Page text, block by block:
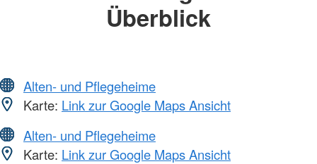
Überblick
Alten- und Pflegeheime
Karte: Link zur Google Maps Ansicht
Alten- und Pflegeheime
Karte: Link zur Google Maps Ansicht